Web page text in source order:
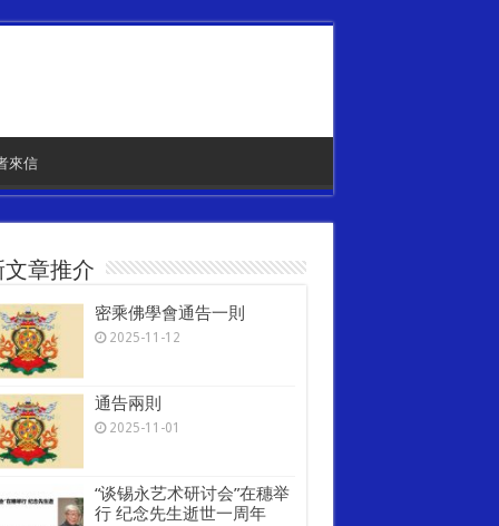
來信
文章推介
密乘佛學會通告一則
2025-11-12
通告兩則
2025-11-01
“谈锡永艺术研讨会”在穗举
行 纪念先生逝世一周年